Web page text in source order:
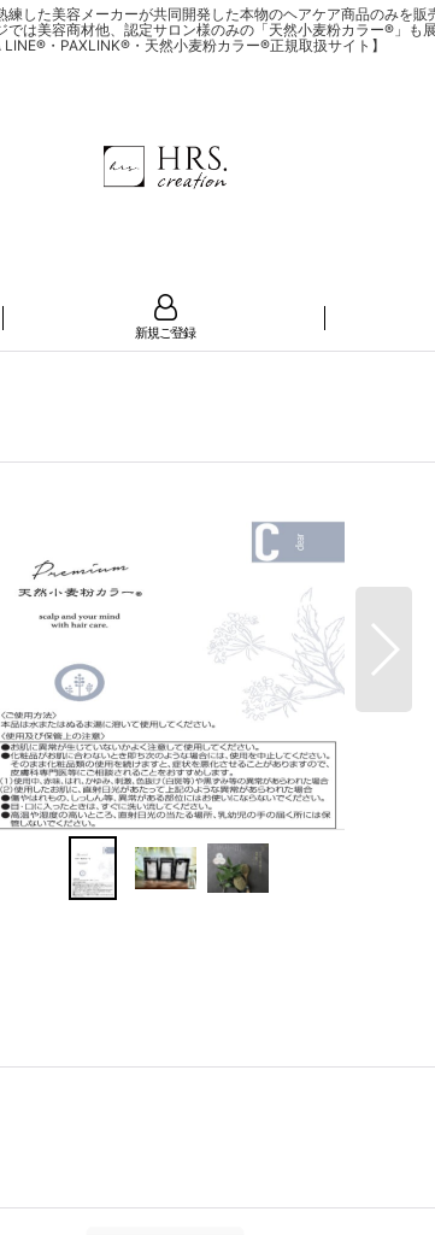
練した美容メーカーが共同開発した本物のヘアケア商品のみを販
では美容商材他、認定サロン様のみの「天然小麦粉カラー®」も
LINE®・PAXLINK®・天然小麦粉カラー®正規取扱サイト】
新規ご登録